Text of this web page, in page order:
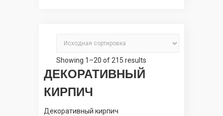
Showing 1–20 of 215 results
ДЕКОРАТИВНЫЙ
КИРПИЧ
Декоративный кирпич